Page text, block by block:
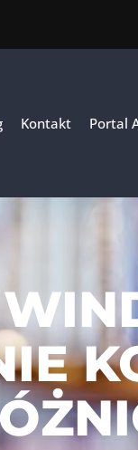
Kontakt Portal